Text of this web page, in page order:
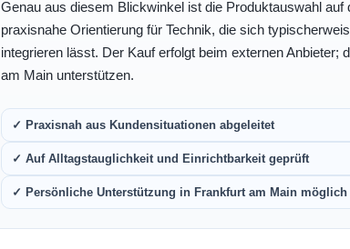
Genau aus diesem Blickwinkel ist die Produktauswahl
praxisnahe Orientierung für Technik, die sich
integrieren lässt. Der Kauf erfolgt beim externen
am Main unterstützen.
✓ Praxisnah aus Kundensituationen abgeleitet
✓ Auf Alltagstauglichkeit und Einrichtbarkeit geprüft
✓ Persönliche Unterstützung in Frankfurt am Main möglich